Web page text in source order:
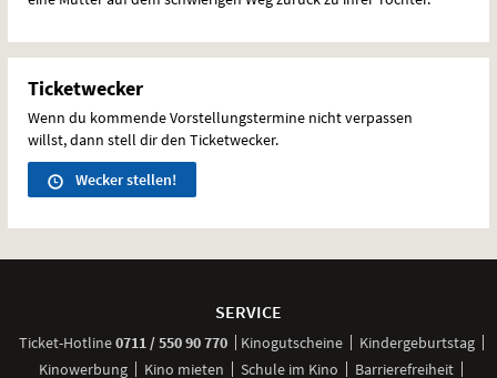
Ticketwecker
Wenn du kommende Vorstellungstermine nicht verpassen
willst, dann stell dir den Ticketwecker.
Wecker stellen!
SERVICE
Ticket-Hotline0711 / 550 90 770anrufen
Kinogutscheine
Kindergeburtstag
Kinowerbung
Kino mieten Schule im Kino Barrierefreiheit